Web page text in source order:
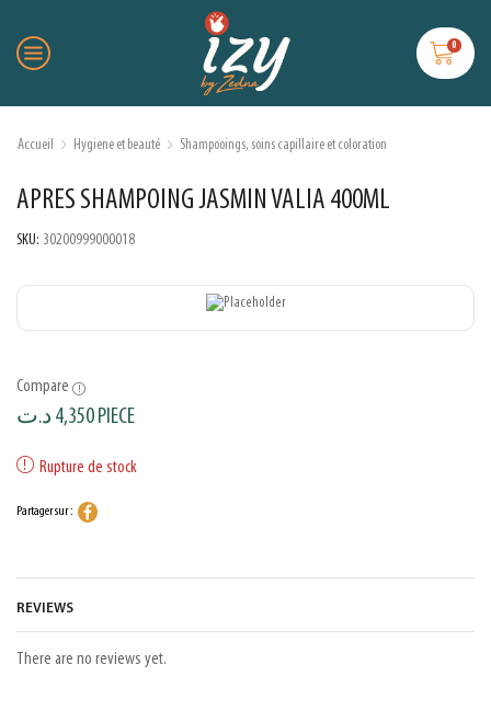
0
Accueil Hygiene et beauté Shampooings, soins capillaire et coloration
APRES SHAMPOING JASMIN VALIA 400ML
SKU: 30200999000018
Compare
4,350د.ت PIECE
Rupture de stock
Partager sur :
REVIEWS
There are no reviews yet.